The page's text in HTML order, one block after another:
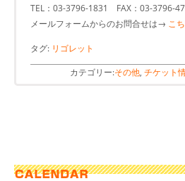
TEL：03-3796-1831 FAX：03-3796-
メールフォームからのお問合せは→ こ
タグ: リゴレット
カテゴリー:その他, チケット